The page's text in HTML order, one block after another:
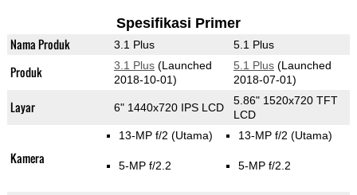
Spesifikasi Primer
Nama Produk 3.1 Plus 5.1 Plus
Produk 3.1 Plus(Launched
2018-10-01)
5.1 Plus(Launched
2018-07-01)
Layar 6" 1440x720 IPS LCD
5.86" 1520x720 TFT
LCD
Kamera
13-MP f/2 (Utama)
5-MP f/2.2
13-MP f/2 (Utama)
5-MP f/2.2